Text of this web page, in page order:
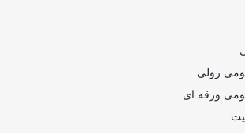
رولی
ورقه ای